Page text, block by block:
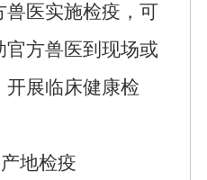
医实施检疫，可
官方兽医到现场或
展临床健康检
产地检疫